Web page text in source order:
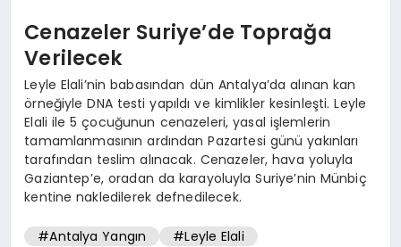
Cenazeler Suriye’de Toprağa
Verilecek
Leyle Elali’nin babasından dün Antalya’da alınan kan
örneğiyle DNA testi yapıldı ve kimlikler kesinleşti. Leyle
Elali ile 5 çocuğunun cenazeleri, yasal işlemlerin
tamamlanmasının ardından Pazartesi günü yakınları
tarafından teslim alınacak. Cenazeler, hava yoluyla
Gaziantep’e, oradan da karayoluyla Suriye’nin Münbiç
kentine nakledilerek defnedilecek.
#Antalya Yangın #Leyle Elali